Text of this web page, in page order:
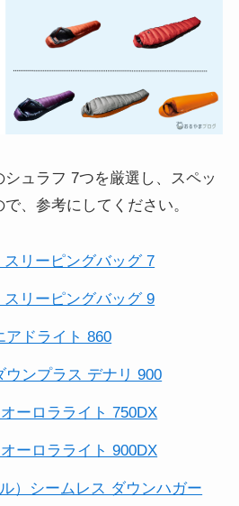
ュラフ 7つを厳選し、スペッ
、参考にしてください。
スリーピングバッグ 7
スリーピングバッグ 9
アドライト 860
ウンプラス デナリ 900
ーロラライト 750DX
ーロラライト 900DX
）シームレス ダウンハガー